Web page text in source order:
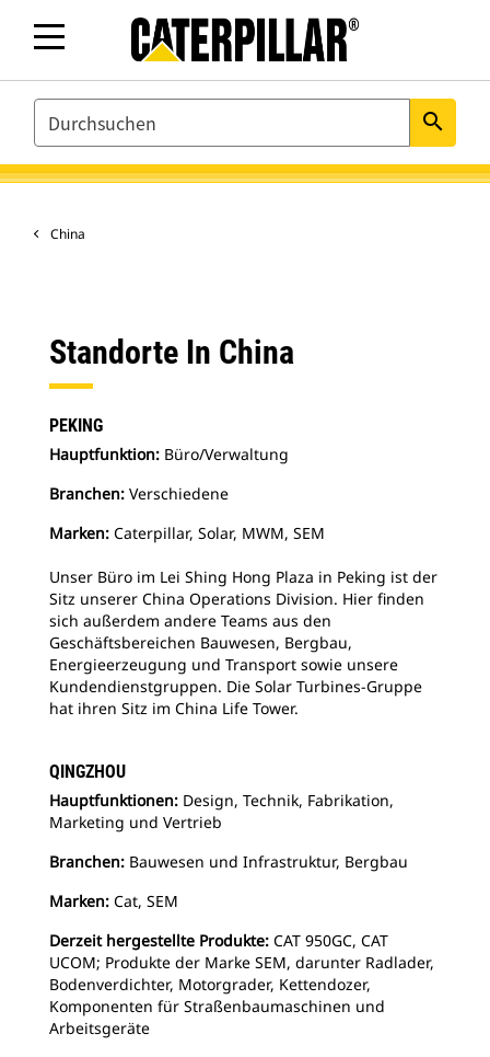
SEARCH search
China
Standorte In China
PEKING
Hauptfunktion: Büro/Verwaltung
Branchen: Verschiedene
Marken: Caterpillar, Solar, MWM, SEM
Unser Büro im Lei Shing Hong Plaza in Peking ist der
Sitz unserer China Operations Division. Hier finden
sich außerdem andere Teams aus den
Geschäftsbereichen Bauwesen, Bergbau,
Energieerzeugung und Transport sowie unsere
Kundendienstgruppen. Die Solar Turbines-Gruppe
hat ihren Sitz im China Life Tower.
QINGZHOU
Hauptfunktionen: Design, Technik, Fabrikation,
Marketing und Vertrieb
Branchen: Bauwesen und Infrastruktur, Bergbau
Marken: Cat, SEM
Derzeit hergestellte Produkte: CAT 950GC, CAT
UCOM; Produkte der Marke SEM, darunter Radlader,
Bodenverdichter, Motorgrader, Kettendozer,
Komponenten für Straßenbaumaschinen und
Arbeitsgeräte